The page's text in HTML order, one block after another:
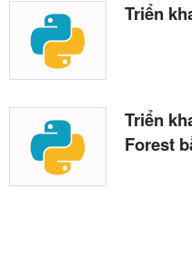
Triển
Triển
Forest